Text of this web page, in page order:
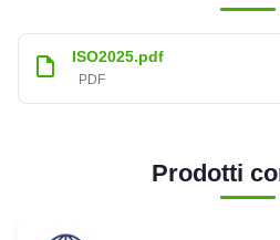
ISO2025.pdf
PDF
Prodotti